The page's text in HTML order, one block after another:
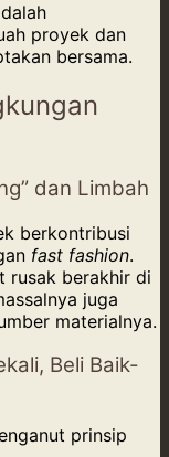
proyek dan
bersama.
dan Limbah
berkontribusi
fast fashion.
rusak berakhir di
juga
materialnya.
Beli Baik-
prinsip